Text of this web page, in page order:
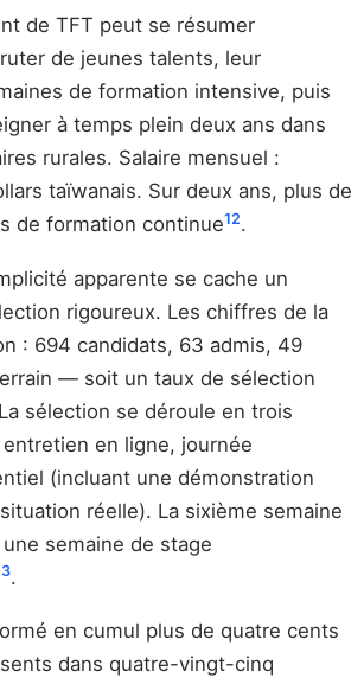
de TFT peut se résumer
de jeunes talents, leur
de formation intensive, puis
à temps plein deux ans dans
rurales. Salaire mensuel :
taïwanais. Sur deux ans, plus de
de formation continue12.
apparente se cache un
rigoureux. Les chiffres de la
: 694 candidats, 63 admis, 49
— soit un taux de sélection
sélection se déroule en trois
en ligne, journée
(incluant une démonstration
réelle). La sixième semaine
semaine de stage
.
en cumul plus de quatre cents
dans quatre-vingt-cinq